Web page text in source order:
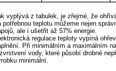
vyplývá z tabulek, je zřejmé, že
potřebnou teplotu můžeme nejen
ale i ušetřit až 57% energie.
regulace teploty vypíná
Při minimálním a maximálním
vody, které působí drobné
minimální.